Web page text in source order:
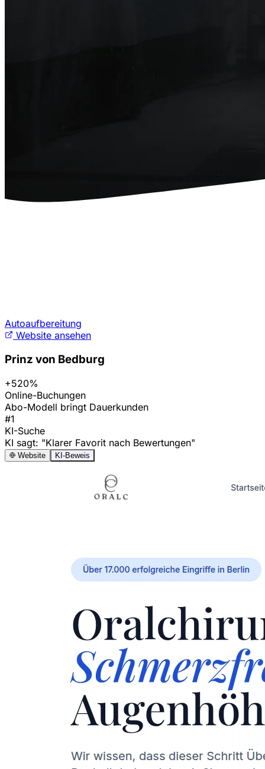
Autoaufbereitung
Website ansehen
Prinz von Bedburg
+520%
Online-Buchungen
Abo-Modell bringt Dauerkunden
#1
KI-Suche
KI sagt: "Klarer Favorit nach Bewertungen"
Website KI-Beweis